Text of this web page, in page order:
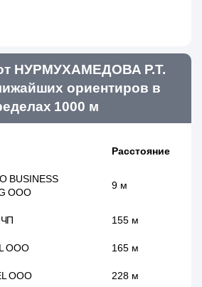
НУРМУХАМЕДОВА Р.Т.
ориентиров в
1000 м
Расстояние
BUSINESS
ООО
9 м
155 м
ООО 165 м
ООО 228 м